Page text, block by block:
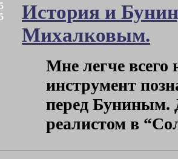
История и
Михалковым.
Мне легче всего
инструмент
перед Буниным.
реалистом в